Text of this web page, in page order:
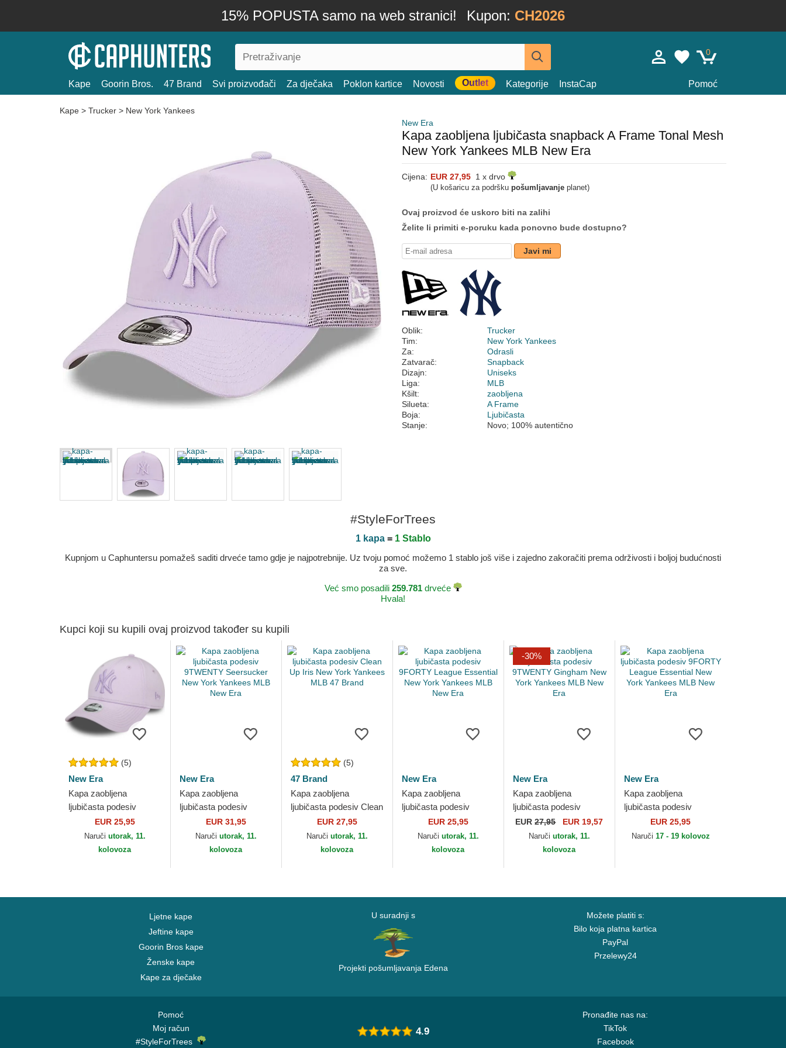
15% POPUSTA samo na web stranici! Kupon: CH2026
0
Kape Goorin Bros. 47 Brand Svi proizvođači Za dječaka Poklon kartice Novosti Outlet Kategorije InstaCap Pomoć
Kape > Trucker > New York Yankees
New Era
Kapa zaobljena ljubičasta snapback A Frame Tonal Mesh
New York Yankees MLB New Era
Cijena: EUR 27,95 1 x drvo
(U košaricu za podršku pošumljavanje planet)
Ovaj proizvod će uskoro biti na zalihi
Želite li primiti e-poruku kada ponovno bude dostupno?
Javi mi
Oblik:
Trucker
Tim:
New York Yankees
Za:
Odrasli
Zatvarač:
Snapback
Dizajn:
Uniseks
Liga:
MLB
Kšilt:
zaobljena
Silueta:
A Frame
Boja:
Ljubičasta
Stanje:
Novo; 100% autentično
#StyleForTrees
1 kapa= 1 Stablo
Kupnjom u Caphuntersu pomažeš saditi drveće tamo gdje je najpotrebnije. Uz tvoju pomoć možemo 1 stablo još više i zajedno zakoračiti prema održivosti i boljoj budućnosti
za sve.
Već smo posadili 259.781drveće
Hvala!
Kupci koji su kupili ovaj proizvod također su kupili
(5)
New Era
Kapa zaobljena
ljubičasta podesiv
9FORTY League
Essential New York
Yankees MLB New Era
EUR 25,95
Naruči utorak, 11.
kolovoza
New Era
Kapa zaobljena
ljubičasta podesiv
9TWENTY Seersucker
New York Yankees
MLB New Era
EUR 31,95
Naruči utorak, 11.
kolovoza
(5)
47 Brand
Kapa zaobljena
ljubičasta podesiv Clean
Up Iris New York
Yankees MLB 47 Brand
EUR 27,95
Naruči utorak, 11.
kolovoza
New Era
Kapa zaobljena
ljubičasta podesiv
9FORTY League
Essential New York
Yankees MLB New Era
EUR 25,95
Naruči utorak, 11.
kolovoza
-30%
New Era
Kapa zaobljena
ljubičasta podesiv
9TWENTY Gingham
New York Yankees
MLB New Era
EUR27,95 EUR 19,57
Naruči utorak, 11.
kolovoza
New Era
Kapa zaobljena
ljubičasta podesiv
9FORTY League
Essential New York
EUR 25,95
Naruči 17 - 19 kolovoz
Ljetne kape
Jeftine kape
Goorin Bros kape
Ženske kape
Kape za dječake
U suradnji s
Projekti pošumljavanja Edena
Možete platiti s:
Bilo koja platna kartica
PayPal
Przelewy24
Pomoć
Moj račun
#StyleForTrees
Pronađite nas na:
TikTok
Facebook
4.9